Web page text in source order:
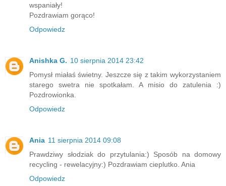
wspaniały!
Pozdrawiam gorąco!
Odpowiedz
Anishka G. 10 sierpnia 2014 23:42
Pomysł miałaś świetny. Jeszcze się z takim wykorzystaniem
starego swetra nie spotkałam. A misio do zatulenia :)
Pozdrowionka.
Odpowiedz
Ania 11 sierpnia 2014 09:08
Prawdziwy słodziak do przytulania:) Sposób na domowy
recycling - rewelacyjny:) Pozdrawiam cieplutko. Ania
Odpowiedz